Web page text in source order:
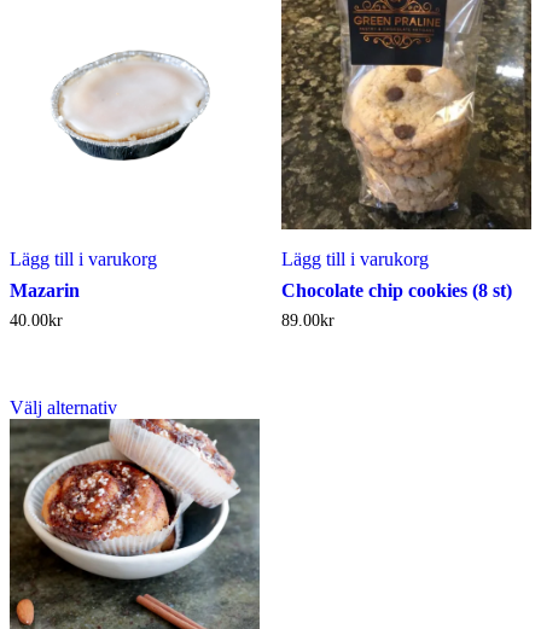
Lägg till i varukorg
Mazarin
40.00kr
Lägg till i varukorg
Chocolate chip cookies (8 st)
89.00kr
Välj alternativ